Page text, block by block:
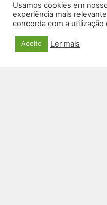
Usamos cookies em
experiência mais
concorda com a utilização
Aceito Ler mais